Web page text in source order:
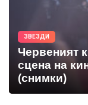
ЗВЕЗДИ
Червеният
сцена на
(снимки)